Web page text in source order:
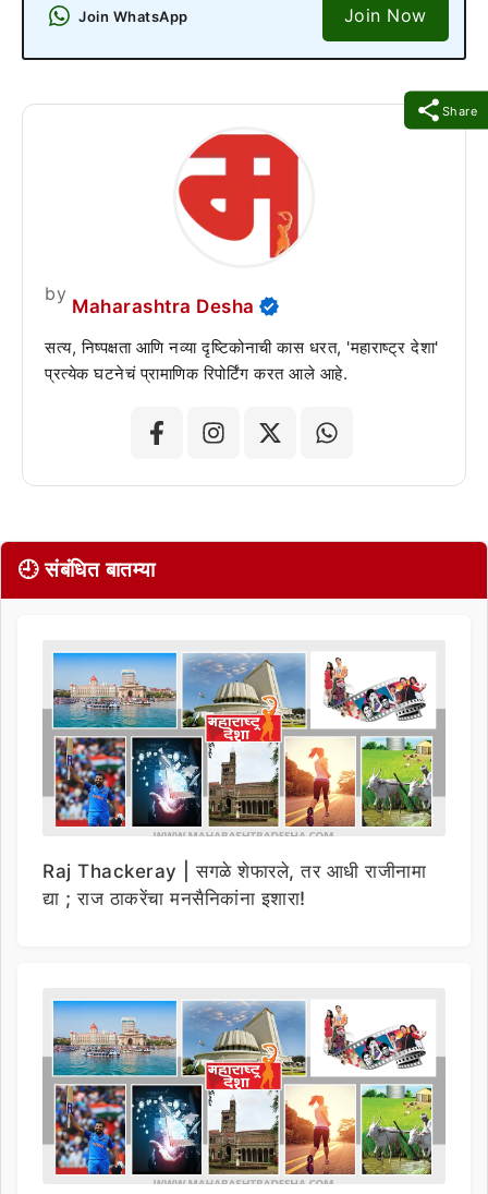
Share
Join WhatsApp Join Now
by
Maharashtra Desha
सत्य, निष्पक्षता आणि नव्या दृष्टिकोनाची कास धरत, 'महाराष्ट्र देशा'
प्रत्येक घटनेचं प्रामाणिक रिपोर्टिंग करत आले आहे.
🕘 संबंधित बातम्या
Raj Thackeray | सगळे शेफारले, तर आधी राजीनामा
द्या ; राज ठाकरेंचा मनसैनिकांना इशारा!